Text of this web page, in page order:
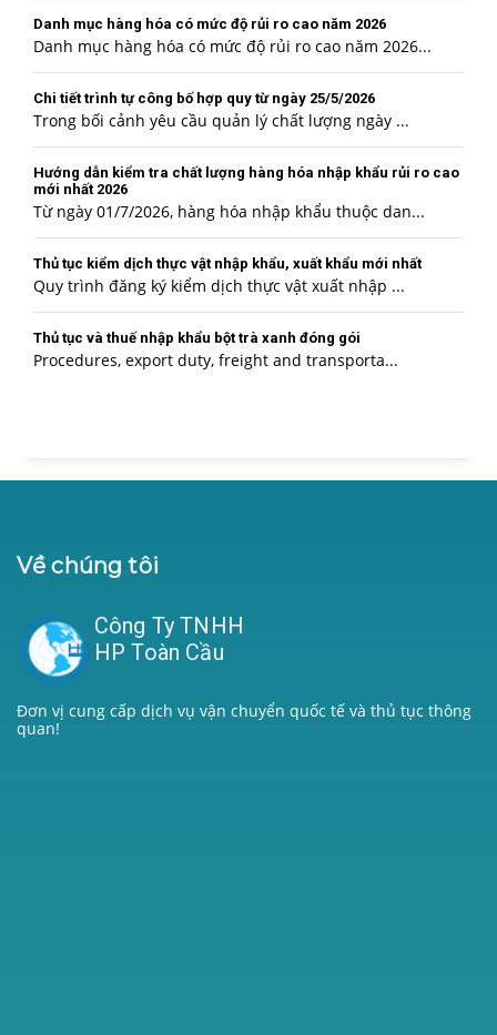
Danh mục hàng hóa có mức độ rủi ro cao năm 2026
Danh mục hàng hóa có mức độ rủi ro cao năm 2026...
Chi tiết trình tự công bố hợp quy từ ngày 25/5/2026
Trong bối cảnh yêu cầu quản lý chất lượng ngày ...
Hướng dẫn kiểm tra chất lượng hàng hóa nhập khẩu rủi ro cao
mới nhất 2026
Từ ngày 01/7/2026, hàng hóa nhập khẩu thuộc dan...
Thủ tục kiểm dịch thực vật nhập khẩu, xuất khẩu mới nhất
Quy trình đăng ký kiểm dịch thực vật xuất nhập ...
Thủ tục và thuế nhập khẩu bột trà xanh đóng gói
Procedures, export duty, freight and transporta...
Về chúng tôi
Công Ty TNHH
HP Toàn Cầu
Đơn vị cung cấp dịch vụ vận chuyển quốc tế và thủ tục thông
quan!